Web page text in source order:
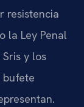
resistencia
la Ley Penal
y los
bufete